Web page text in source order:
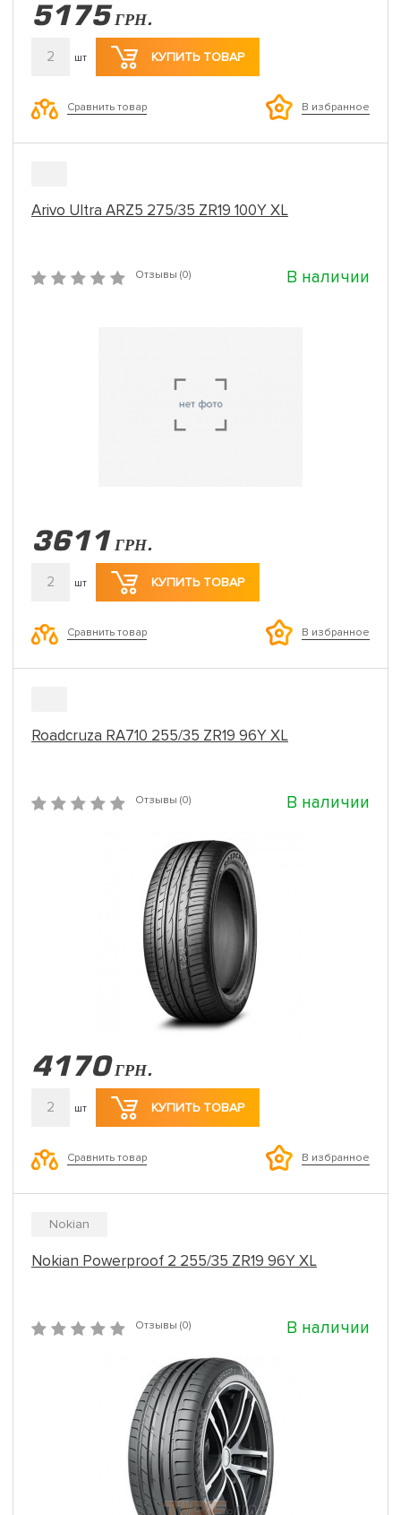
5175 ГРН.
2 шт КУПИТЬ ТОВАР
Сравнить товар В избранное
Arivo Ultra ARZ5 275/35 ZR19 100Y XL
Отзывы (0) В наличии
3611 ГРН.
2 шт КУПИТЬ ТОВАР
Сравнить товар В избранное
Roadcruza RA710 255/35 ZR19 96Y XL
Отзывы (0) В наличии
4170 ГРН.
2 шт КУПИТЬ ТОВАР
Сравнить товар В избранное
Nokian
Nokian Powerproof 2 255/35 ZR19 96Y XL
Отзывы (0) В наличии